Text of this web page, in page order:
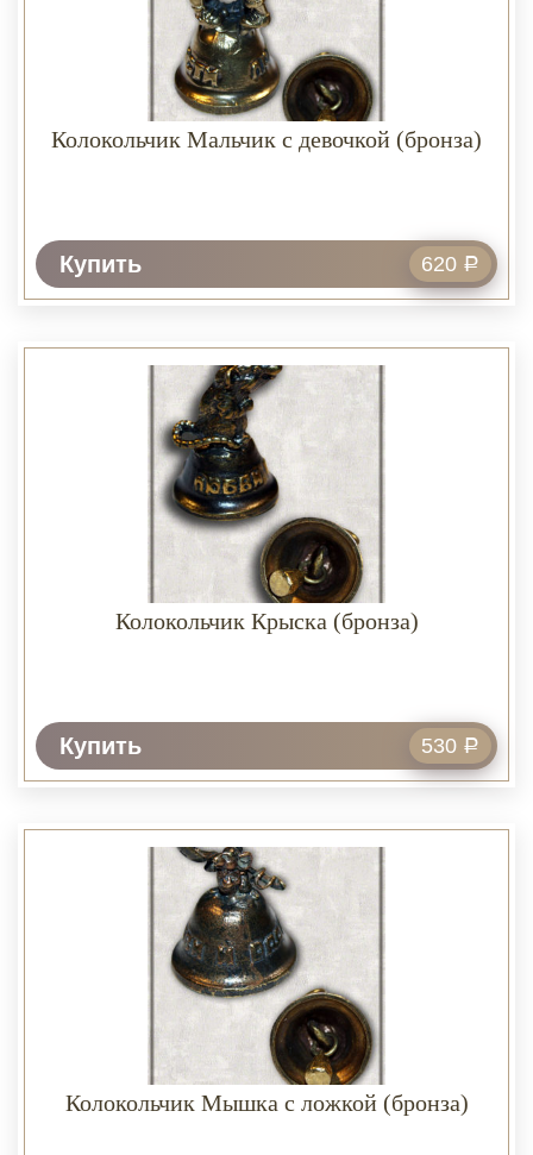
Колокольчик Мальчик с девочкой (бронза)
Купить 620 Р
Колокольчик Крыска (бронза)
Купить 530 Р
Колокольчик Мышка с ложкой (бронза)